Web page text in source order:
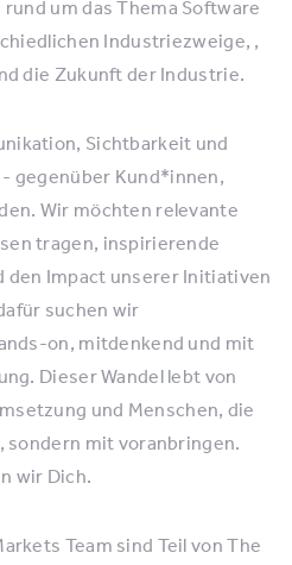
um das Thema Software
Industriezweige, ,
die Zukunft der Industrie.
Sichtbarkeit und
gegenüber Kund*innen,
Wir möchten relevante
tragen, inspirierende
den Impact unserer Initiativen
suchen wir
on, mitdenkend und mit
Dieser Wandel lebt von
und Menschen, die
sondern mit voranbringen.
wir Dich.
Team sind Teil von The